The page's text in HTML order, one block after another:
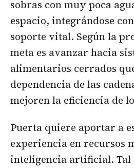
sobras con muy poca
espacio, integrándose
soporte vital. Según la
meta es avanzar hacia
alimentarios cerrados
dependencia de las
mejoren la eficiencia de
Puerta quiere aportar a
experiencia en recursos
inteligencia artificial. Tal